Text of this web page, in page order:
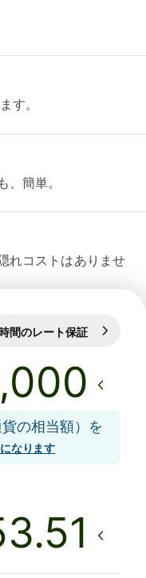
す。
簡単。
れコストはありませ
間のレート保証
の相当額）を
なります